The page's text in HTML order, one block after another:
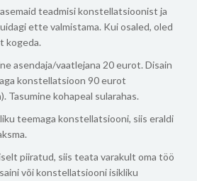
teadmisi konstellatsioonist ja
ette valmistama. Kui osaled, oled
kogeda.
asendaja/vaatlejana 20 eurot. Disain
konstellatsioon 90 eurot
Tasumine kohapeal sularahas.
teemaga konstellatsiooni, siis eraldi
piiratud, siis teata varakult oma töö
või konstellatsiooni isikliku